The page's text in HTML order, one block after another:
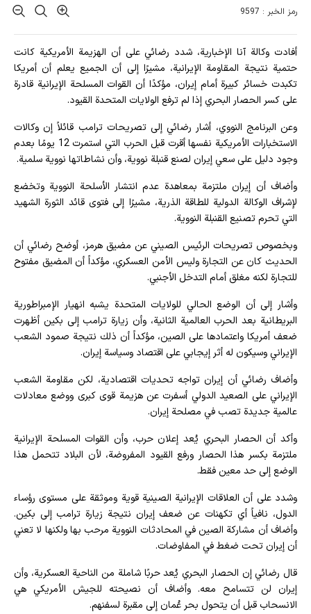
رمز الخبر : 9597
أفادت وکالة آنا الإخباریة، شدد رضائي على أن الهزيمة الأمريكية كانت
حتمية نتيجة المقاومة الإيرانية، مشيرًا إلى أن الجميع يعلم أن أمريكا
تكبدت خسائر كبيرة أمام إيران، مؤكدًا أن القوات المسلحة الإيرانية قادرة
على كسر الحصار البحري إذا لم ترفع الولايات المتحدة القيود.
وعن البرنامج النووي، أشار رضائي إلى تصريحات ترامب قائلاً إن وكالات
الاستخبارات الأمريكية نفسها أقرت قبل الحرب التي استمرت 12 يومًا بعدم
وجود دليل على سعي إيران لصنع قنبلة نووية، وأن نشاطاتها نووية سلمية.
وأضاف أن إيران ملتزمة بمعاهدة عدم انتشار الأسلحة النووية وتخضع
لإشراف الوكالة الدولية للطاقة الذرية، مشيرًا إلى فتوى قائد الثورة الشهيد
التي تحرم تصنيع القنبلة النووية.
وبخصوص تصريحات الرئيس الصيني عن مضيق هرمز، أوضح رضائي أن
الحديث كان عن التجارة وليس الأمن العسكري، مؤكداً أن المضيق مفتوح
للتجارة لكنه مغلق أمام التدخل الأجنبي.
وأشار إلى أن الوضع الحالي للولايات المتحدة يشبه انهيار الإمبراطورية
البريطانية بعد الحرب العالمية الثانية، وأن زيارة ترامب إلى بكين أظهرت
ضعف أمريكا واعتمادها على الصين، مؤكداً أن ذلك نتيجة صمود الشعب
الإيراني وسيكون له أثر إيجابي على اقتصاد وسياسة إيران.
وأضاف رضائي أن إيران تواجه تحديات اقتصادية، لكن مقاومة الشعب
الإيراني على الصعيد الدولي أسفرت عن هزيمة قوى كبرى ووضع معادلات
عالمية جديدة تصب في مصلحة إيران.
وأكد أن الحصار البحري يُعد إعلان حرب، وأن القوات المسلحة الإيرانية
ملتزمة بكسر هذا الحصار ورفع القيود المفروضة، لأن البلاد تتحمل هذا
الوضع إلى حد معين فقط.
وشدد على أن العلاقات الإيرانية الصينية قوية وموثقة على مستوى رؤساء
الدول، نافياً أي تكهنات عن ضعف إيران نتيجة زيارة ترامب إلى بكين.
وأضاف أن مشاركة الصين في المحادثات النووية مرحب بها ولكنها لا تعني
أن إيران تحت ضغط في المفاوضات.
قال رضائي إن الحصار البحري يُعد حربًا شاملة من الناحية العسكرية، وأن
إيران لن تتسامح معه. وأضاف أن نصيحته للجيش الأمريكي هي
الانسحاب قبل أن يتحول بحر عُمان إلى مقبرة لسفنهم.